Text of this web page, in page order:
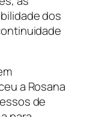
dos
a Rosana
de